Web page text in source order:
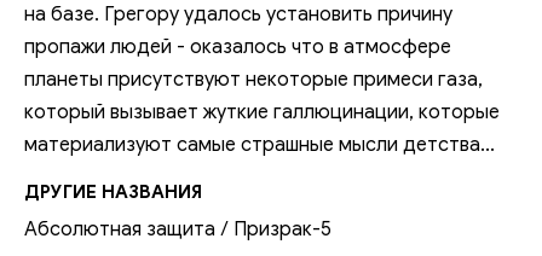
на базе. Грегору удалось установить причину
пропажи людей - оказалось что в атмосфере
планеты присутствуют некоторые примеси газа,
который вызывает жуткие галлюцинации, которые
материализуют самые страшные мысли детства...
ДРУГИЕ НАЗВАНИЯ
Абсолютная защита / Призрак-5